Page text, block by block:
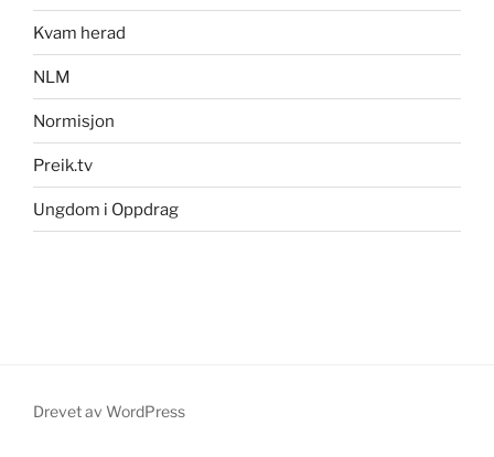
Kvam herad
NLM
Normisjon
Preik.tv
Ungdom i Oppdrag
Drevet av WordPress